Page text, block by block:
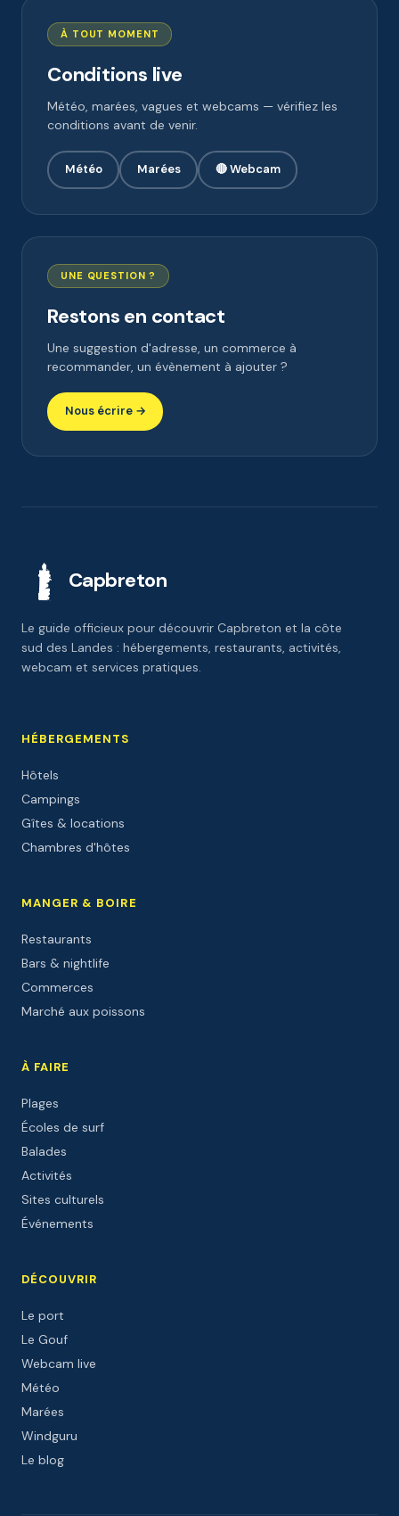
À TOUT MOMENT
Conditions live
Météo, marées, vagues et webcams — vérifiez les
conditions avant de venir.
Météo Marées 🔴 Webcam
UNE QUESTION ?
Restons en contact
Une suggestion d'adresse, un commerce à
recommander, un évènement à ajouter ?
Nous écrire →
Capbreton
Le guide officieux pour découvrir Capbreton et la côte
sud des Landes : hébergements, restaurants, activités,
webcam et services pratiques.
HÉBERGEMENTS
Hôtels
Campings
Gîtes & locations
Chambres d'hôtes
MANGER & BOIRE
Restaurants
Bars & nightlife
Commerces
Marché aux poissons
À FAIRE
Plages
Écoles de surf
Balades
Activités
Sites culturels
Événements
DÉCOUVRIR
Le port
Le Gouf
Webcam live
Météo
Marées
Windguru
Le blog